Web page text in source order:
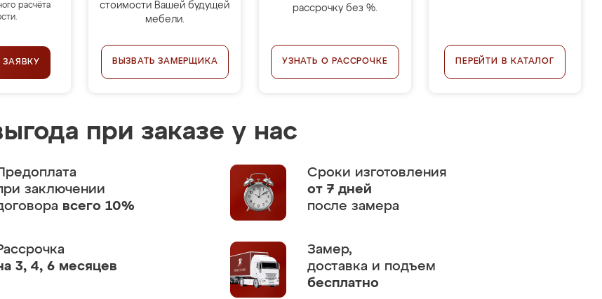
расчёта
стоимости Вашей будущей
мебели.
ВЫЗВАТЬ ЗАМЕРЩИКА
рассрочку без %.
УЗНАТЬ О РАССРОЧКЕ ПЕРЕЙТИ В КАТАЛОГ
при заказе у нас
заключении
всего 10%
Сроки изготовления
от 7 дней
после замера
3, 4, 6 месяцев
Замер,
доставка и подъем
бесплатно